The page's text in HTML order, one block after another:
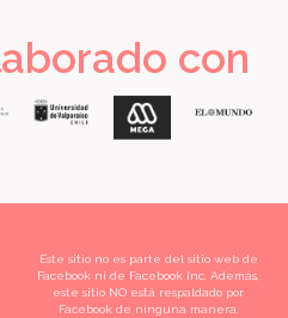
con
Este sitio no es parte del sitio web de
Facebook ni de Facebook Inc. Además,
este sitio NO está respaldado por
Facebook de ninguna manera.